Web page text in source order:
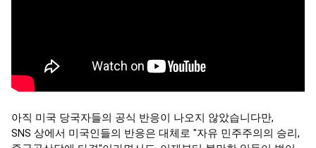
아직 미국 당국자들의 공식 반응이 나오지 않았습니다만,
SNS 상에서 미국인들의 반응은 대체로 "자유 민주주의의 승리,